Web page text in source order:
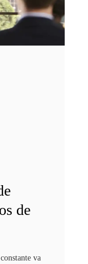
de
va